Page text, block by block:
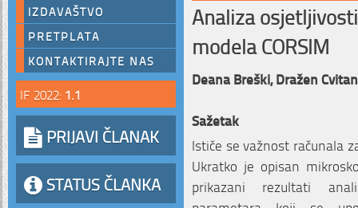
IZDAVAŠTVO
PRETPLATA
KONTAKTIRAJTE NAS
IF 2022: 1.1
PRIJAVI ČLANAK
STATUS ČLANKA
Analiza
modela CORSIM
Deana Breški,Dražen
Sažetak
Ističe se važnost računala
Ukratko je opisan
prikazani rezultati